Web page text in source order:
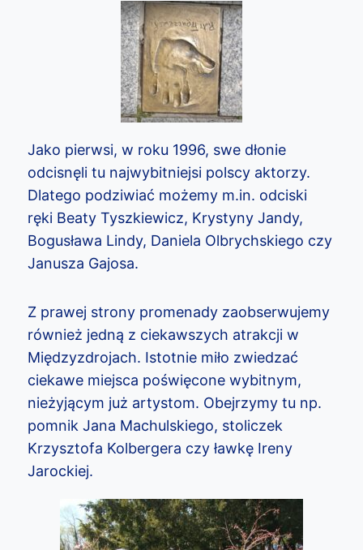
Jako pierwsi, w roku 1996, swe dłonie
odcisnęli tu najwybitniejsi polscy aktorzy.
Dlatego podziwiać możemy m.in. odciski
ręki Beaty Tyszkiewicz, Krystyny Jandy,
Bogusława Lindy, Daniela Olbrychskiego czy
Janusza Gajosa.
Z prawej strony promenady zaobserwujemy
również jedną z ciekawszych atrakcji w
Międzyzdrojach. Istotnie miło zwiedzać
ciekawe miejsca poświęcone wybitnym,
nieżyjącym już artystom. Obejrzymy tu np.
pomnik Jana Machulskiego, stoliczek
Krzysztofa Kolbergera czy ławkę Ireny
Jarockiej.